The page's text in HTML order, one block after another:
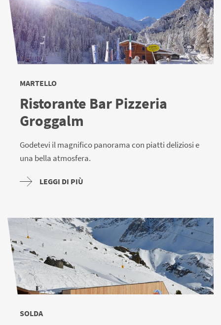
MARTELLO
Ristorante Bar Pizzeria
Groggalm
Godetevi il magnifico panorama con piatti deliziosi e
una bella atmosfera.
LEGGI DI PIÙ
SOLDA